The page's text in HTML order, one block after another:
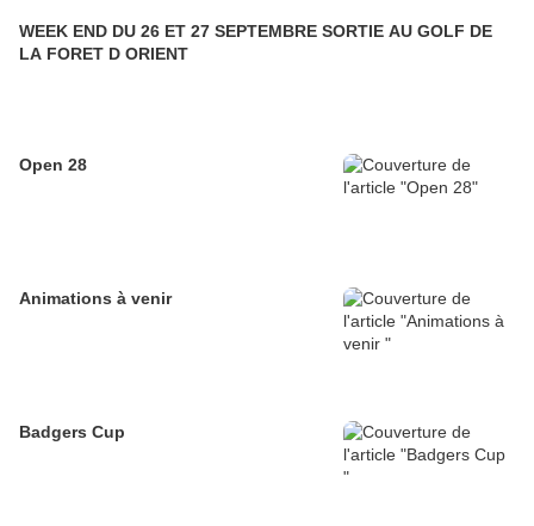
WEEK END DU 26 ET 27 SEPTEMBRE SORTIE AU GOLF DE
LA FORET D ORIENT
Open 28
Animations à venir
Badgers Cup